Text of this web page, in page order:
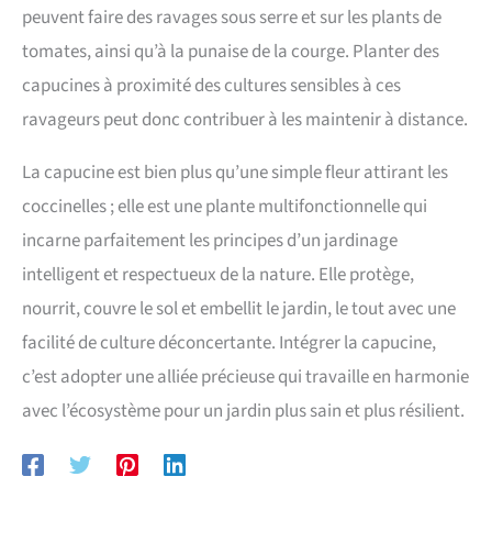
peuvent faire des ravages sous serre et sur les plants de
tomates, ainsi qu’à la punaise de la courge. Planter des
capucines à proximité des cultures sensibles à ces
ravageurs peut donc contribuer à les maintenir à distance.
La capucine est bien plus qu’une simple fleur attirant les
coccinelles ; elle est une plante multifonctionnelle qui
incarne parfaitement les principes d’un jardinage
intelligent et respectueux de la nature. Elle protège,
nourrit, couvre le sol et embellit le jardin, le tout avec une
facilité de culture déconcertante. Intégrer la capucine,
c’est adopter une alliée précieuse qui travaille en harmonie
avec l’écosystème pour un jardin plus sain et plus résilient.